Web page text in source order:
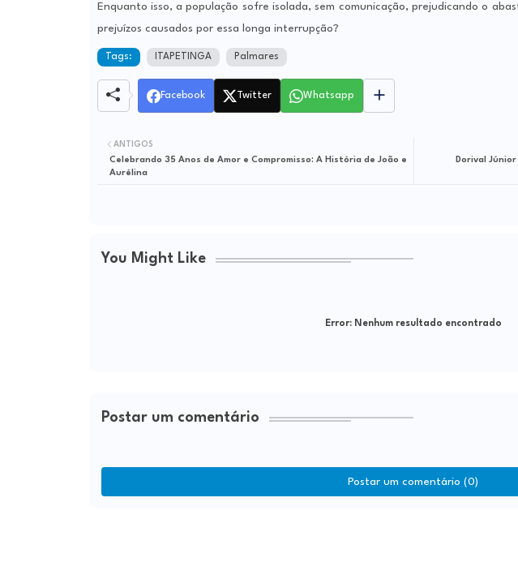
Enquanto isso, a população sofre isolada, sem comunicação, prejudicando o
prejuízos causados por essa longa interrupção?
Tags: ITAPETINGA Palmares
Facebook Twitter Whatsapp
Dorival
ANTIGOS
Celebrando 35 Anos de Amor e Compromisso: A História de João e
Aurélina
You Might Like
Error:Nenhum resultado encontrado
Postar um comentário
Postar um comentário (0)